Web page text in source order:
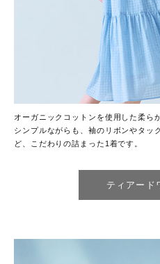
オーガニックコットンを使用した柔ら
シンプルながらも、袖のリボンやタッ
ど、こだわりの詰まった1着です。
ティアード